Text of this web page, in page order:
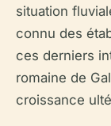
situation
connu des
ces derniers
romaine de
croissance